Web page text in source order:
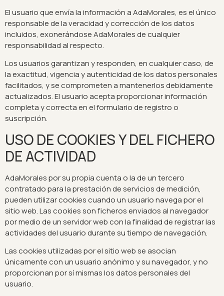
El usuario que envía la información a AdaMorales, es el único
responsable de la veracidad y corrección de los datos
incluidos, exonerándose AdaMorales de cualquier
responsabilidad al respecto.
Los usuarios garantizan y responden, en cualquier caso, de
la exactitud, vigencia y autenticidad de los datos personales
facilitados, y se comprometen a mantenerlos debidamente
actualizados. El usuario acepta proporcionar información
completa y correcta en el formulario de registro o
suscripción.
USO DE COOKIES Y DEL FICHERO
DE ACTIVIDAD
AdaMorales por su propia cuenta o la de un tercero
contratado para la prestación de servicios de medición,
pueden utilizar cookies cuando un usuario navega por el
sitio web. Las cookies son ficheros enviados al navegador
por medio de un servidor web con la finalidad de registrar las
actividades del usuario durante su tiempo de navegación.
Las cookies utilizadas por el sitio web se asocian
únicamente con un usuario anónimo y su navegador, y no
proporcionan por sí mismas los datos personales del
usuario.